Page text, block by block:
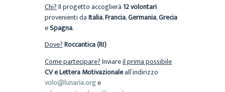
Chi?Il progetto accoglierà 12 volontari
provenienti daItalia,Francia,Germania,Grecia
eSpagna.
Dove?Roccantica (RI)
Come partecipare?Inviareil prima possibile
CV e Lettera Motivazionaleall’indirizzo
volo@lunaria.orge